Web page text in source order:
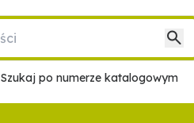
Szukaj po numerze katalogowym